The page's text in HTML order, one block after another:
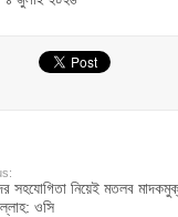
সহযোগিতা নিয়েই মতলব
ওসি